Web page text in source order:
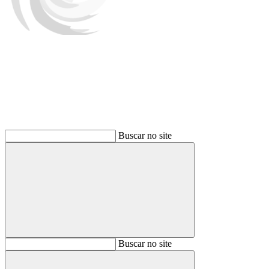
Buscar no site
BuscarBuscar no site